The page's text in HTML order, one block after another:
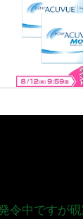
令中ですが